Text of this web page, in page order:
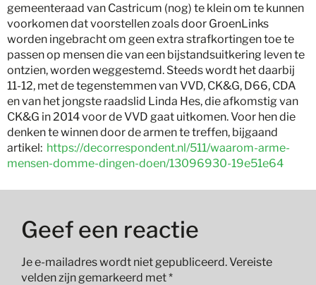
gemeenteraad van Castricum (nog) te klein om te kunnen
voorkomen dat voorstellen zoals door GroenLinks
worden ingebracht om geen extra strafkortingen toe te
passen op mensen die van een bijstandsuitkering leven te
ontzien, worden weggestemd. Steeds wordt het daarbij
11-12, met de tegenstemmen van VVD, CK&G, D66, CDA
en van het jongste raadslid Linda Hes, die afkomstig van
CK&G in 2014 voor de VVD gaat uitkomen. Voor hen die
denken te winnen door de armen te treffen, bijgaand
artikel: https://decorrespondent.nl/511/waarom-arme-
mensen-domme-dingen-doen/13096930-19e51e64
Geef een reactie
Je e-mailadres wordt niet gepubliceerd.Vereiste
velden zijn gemarkeerd met*